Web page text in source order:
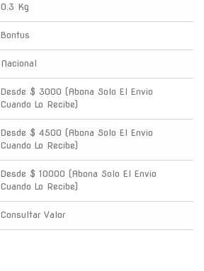
0.3 Kg
Bontus
Nacional
Desde $ 3000 (Abona Solo El Envio
Cuando Lo Recibe)
Desde $ 4500 (Abona Solo El Envio
Cuando Lo Recibe)
Desde $ 10000 (Abona Solo El Envio
Cuando Lo Recibe)
Consultar Valor